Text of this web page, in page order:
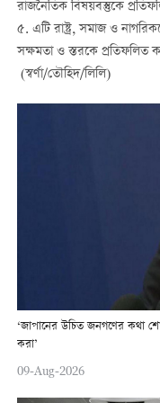
রাজনৈতিক বিষয়বস্তুকে
৫. এটি রাষ্ট্র, সমাজ ও
সক্ষমতা ও স্তরকে প্রতিফলিত
(স্বর্ণা/তৌহিদ/লিলি)
‘জাপানের উচিত জনগণের কথা
করা’
09-Aug-2026